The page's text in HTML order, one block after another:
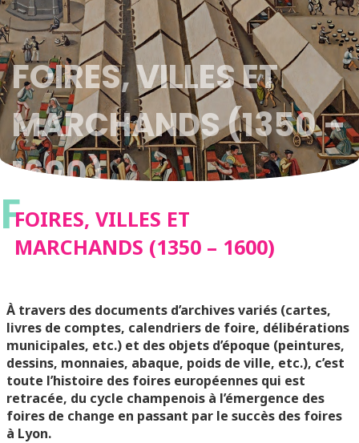
FOIRES, VILLES ET
MARCHANDS (1350 –
1600)
FFOIRES, VILLES ET
MARCHANDS (1350 – 1600)
À travers des documents d’archives variés (cartes,
livres de comptes, calendriers de foire, délibérations
municipales, etc.) et des objets d’époque (peintures,
dessins, monnaies, abaque, poids de ville, etc.), c’est
toute l’histoire des foires européennes qui est
retracée, du cycle champenois à l’émergence des
foires de change en passant par le succès des foires
à Lyon.